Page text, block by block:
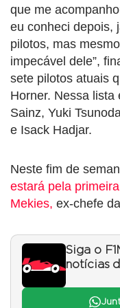
que me
eu conheci depois,
pilotos, mas
impecável dele”,
sete pilotos atuais
Horner. Nessa lista
Sainz, Yuki
e Isack Hadjar.
Neste fim de
estará pela
Mekies, ex-chefe
Siga o
notícias